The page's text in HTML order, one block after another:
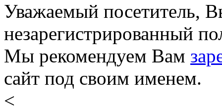
Уважаемый посетитель,
незарегистрированный
Мы рекомендуем Вам
сайт под своим именем.
<